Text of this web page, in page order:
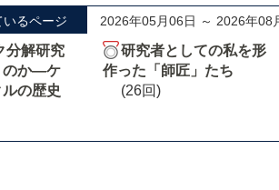
いるページ 2026年05月06日 ～ 2026年08
分解研究
のか―ケ
の歴史
研究者としての私を形
作った「師匠」たち
(26回)